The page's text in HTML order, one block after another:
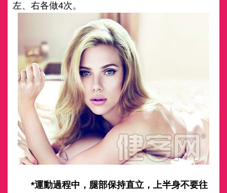
左、右各做4次。
*運動過程中，腿部保持直立，上半身不要往